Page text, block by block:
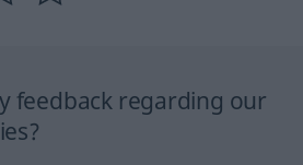
feedback regarding our